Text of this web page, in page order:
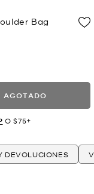
Bag
AGOTADO
O $75+
DEVOLUCIONES